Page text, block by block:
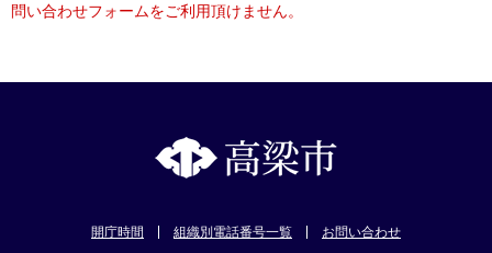
問い合わせフォームをご利用頂けません。
開庁時間 組織別電話番号一覧 お問い合わせ